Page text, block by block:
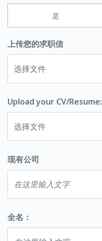
是
上传您的求职信
选择文件
Upload your CV/Resume:
选择文件
现有公司
全名：